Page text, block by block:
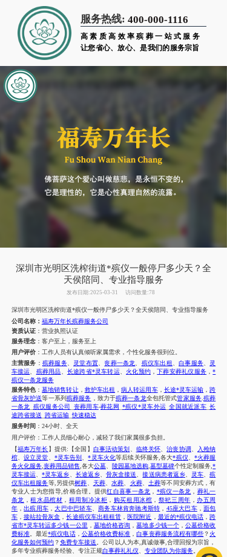
服务热线: 400-000-1116
高素质高效率殡葬一站式服务
让您省心、放心、是我们的服务宗旨
深圳市光明区洗榨街道*殡仪一般停尸多少天？全
天侯陪同、专业指导服务
发布日期:2025-03-31 访问数量:78
深圳市光明区洗榨街道*殡仪一般停尸多少天？全天侯陪同
专业指导服务
公司名称： 福寿万年长殡葬服务公司
资质认证：营业执照认证
服务理念：客户至上，服务至上
用户评价：工作人员有认真倾听家属需求，个性化服务很到位。
主营服务 ： 殡葬服务、 灵堂布置 、丧葬一条龙 殡仪车出租 、白事服务
灵
车接运
殡葬用品 长途跨省*灵车转运、 火化预约 ，下葬安葬礼仪服务 ，*
殡仪一条龙服务
服务特色 ：墓地销售转让， 救护车出租 ，病人转运用车， 长途*灵车运输 ，跨
省骨灰护送等一系列殡葬服务 ，致力于殡葬一条龙全包托管式管家服务 殡葬
一条龙 殡仪服务公司 丧葬用车-葬花网 *殡仪*灵车外运 _全国就近派车 _长
途跨省接送 跨省运输_ 快速稳达
服务时间 ： 24小时、全天
用户评价： 工作人员细心耐心，减轻了我们家属很多负担。
【福寿万年长 】提供:【全国】 白事活动策划 临终关怀 、治丧协调
入殓纳
棺、设立灵堂 *灵车告别 、*灵车火化等后续关怀服务 ,各大*殡仪
*火葬服
务火化服务, 丧葬用品销售 ,各大公墓 、陵园墓地选购 ,墓型墓碑个性定制服务 ,*
灵车接运 、*灵车返乡 长途返乡、 骨灰盒接送 、接送病患者返乡 灵车 、殡
仪车出租服务等,另提供树葬 天葬、水葬 火葬、 土葬等不同安葬方式，有
专业人士为您指导 ,价格合理。提供红白喜事一条龙 *殡仪一条龙
葬礼一
条龙 ，租水晶棺材 租用制冷冰柜 购买租用冰棺 祭祀三周年
办五周
年，出殡用车 ，大巴中巴轿车、商务车林肯奔驰考斯特 45座大巴车，面包
车， 接站拉骨灰盒 ，长途殡仪车出租租赁 医院附近 最近的*殡仪电话 ，跨
省市*灵车转运多少钱一公里
墓地价格咨询 ，墓地多少钱一个， 公墓价格收
费标准。最近*殡仪电话， 公墓价格收费标准 ，白事丧葬服务流程有哪些 ？ 火
化服务如何预约 ？免费专车接送 。公司以人为本,真诚做事,合理回报为宗旨，
多年专业殡葬服务经验、专注正规白事葬礼礼仪 专业团队为你服务。